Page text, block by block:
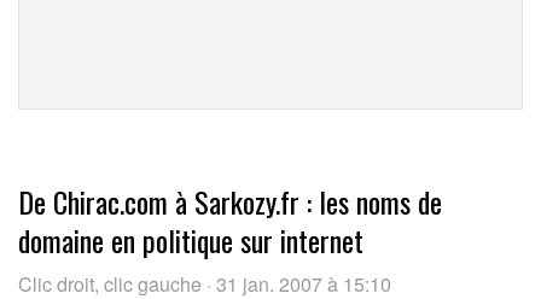
De Chirac.com à Sarkozy.fr : les noms de
domaine en politique sur internet
Clic droit, clic gauche · 31 jan. 2007 à 15:10